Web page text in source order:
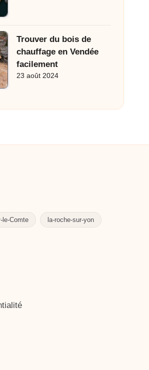
Trouver du bois de
chauffage en Vendée
facilement
23 août 2024
le-Comte la-roche-sur-yon